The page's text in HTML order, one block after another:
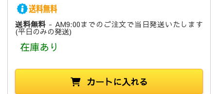
送料無料 - AM9:00までのご注文で当日発送いたします
(平日のみの発送)
在庫あり
カートに入れる